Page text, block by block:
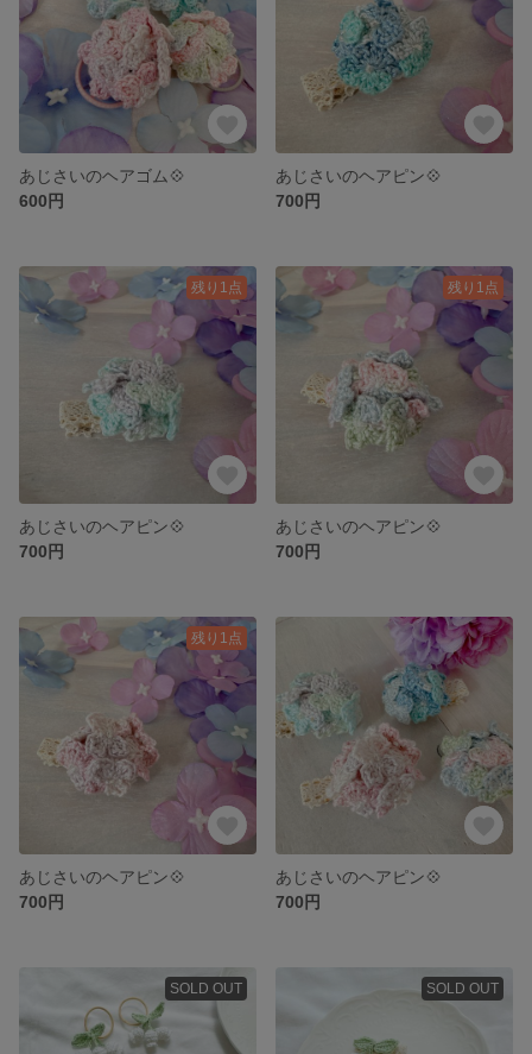
あじさいのヘアゴム💠
600円
あじさいのヘアピン💠
700円
残り1点
あじさいのヘアピン💠
700円
残り1点
あじさいのヘアピン💠
700円
残り1点
あじさいのヘアピン💠
700円
あじさいのヘアピン💠
700円
SOLD OUT SOLD OUT